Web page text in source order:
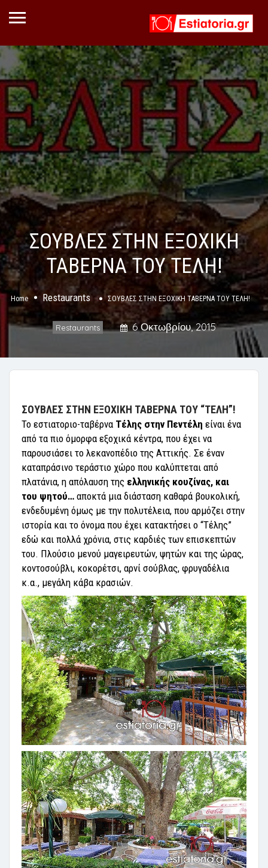
ΣΟΥΒΛΕΣ ΣΤΗΝ ΕΞΟΧΙΚΗ
ΤΑΒΕΡΝΑ ΤΟΥ ΤΕΛΗ!
Home Restaurants ΣΟΥΒΛΕΣ ΣΤΗΝ ΕΞΟΧΙΚΗ ΤΑΒΕΡΝΑ ΤΟΥ ΤΕΛΗ!
Restaurants 6 Οκτωβρίου, 2015
ΣΟΥΒΛΕΣ ΣΤΗΝ ΕΞΟΧΙΚΗ ΤΑΒΕΡΝΑ ΤΟΥ “ΤΕΛΗ”!
Το εστιατοριο-ταβέρνα Τέλης στην Πεντέλη είναι ένα
από τα πιο όμορφα εξοχικά κέντρα, που έχει να
παρουσιάσει το λεκανοπέδιο της Αττικής. Σε έναν
καταπράσινο τεράστιο χώρο που καλύπτεται από
πλατάνια, η απόλαυση της ελληνικής κουζίνας, και
του ψητού… αποκτά μια διάσταση καθαρά βουκολική,
ενδεδυμένη όμως με την πολυτέλεια, που αρμόζει στην
ιστορία και το όνομα που έχει κατακτήσει ο “Τέλης”
εδώ και πολλά χρόνια, στις καρδιές των επισκεπτών
του. Πλούσιο μενού μαγειρευτών, ψητών και της ώρας,
κοντοσούβλι, κοκορέτσι, αρνί σούβλας, φρυγαδέλια
κ.α., μεγάλη κάβα κρασιών.